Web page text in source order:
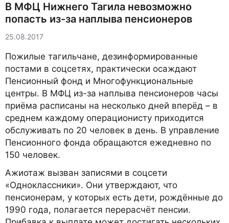
В МФЦ Нижнего Тагила невозможно
попасть из-за наплыва пенсионеров
25.08.2017
Пожилые тагильчане, дезинформированные
постами в соцсетях, практически осаждают
Пенсионный фонд и Многофункциональные
центры. В МФЦ из-за наплыва пенсионеров часы
приёма расписаны на несколько дней вперёд – в
среднем каждому операционисту приходится
обслуживать по 20 человек в день. В управление
Пенсионного фонда обращаются ежедневно по
150 человек.
Ажиотаж вызван записями в соцсети
«Одноклассники». Они утверждают, что
пенсионерам, у которых есть дети, рождённые до
1990 года, полагается перерасчёт пенсии.